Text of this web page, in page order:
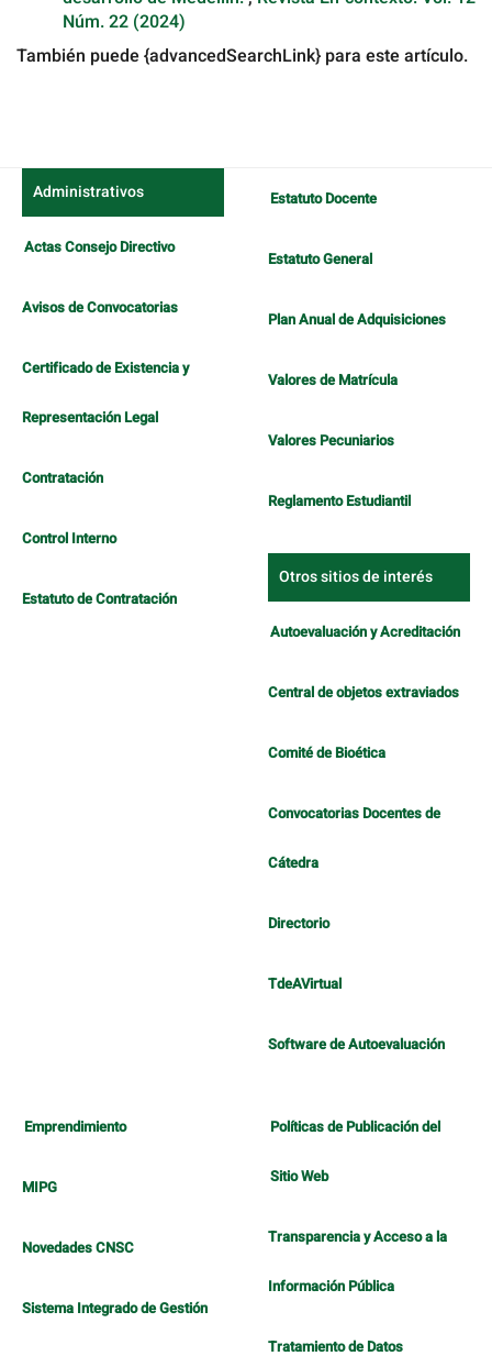
Núm. 22 (2024)
También puede {advancedSearchLink} para este artículo.
Administrativos
Actas Consejo Directivo
Avisos de Convocatorias
Certificado de Existencia y
Representación Legal
Contratación
Control Interno
Estatuto de Contratación
Estatuto Docente
Estatuto General
Plan Anual de Adquisiciones
Valores de Matrícula
Valores Pecuniarios
Reglamento Estudiantil
Otros sitios de interés
Autoevaluación y Acreditación
Central de objetos extraviados
Comité de Bioética
Convocatorias Docentes de
Cátedra
Directorio
TdeAVirtual
Software de Autoevaluación
Emprendimiento
MIPG
Novedades CNSC
Sistema Integrado de Gestión
Políticas de Publicación del
Sitio Web
Transparencia y Acceso a la
Información Pública
Tratamiento de Datos